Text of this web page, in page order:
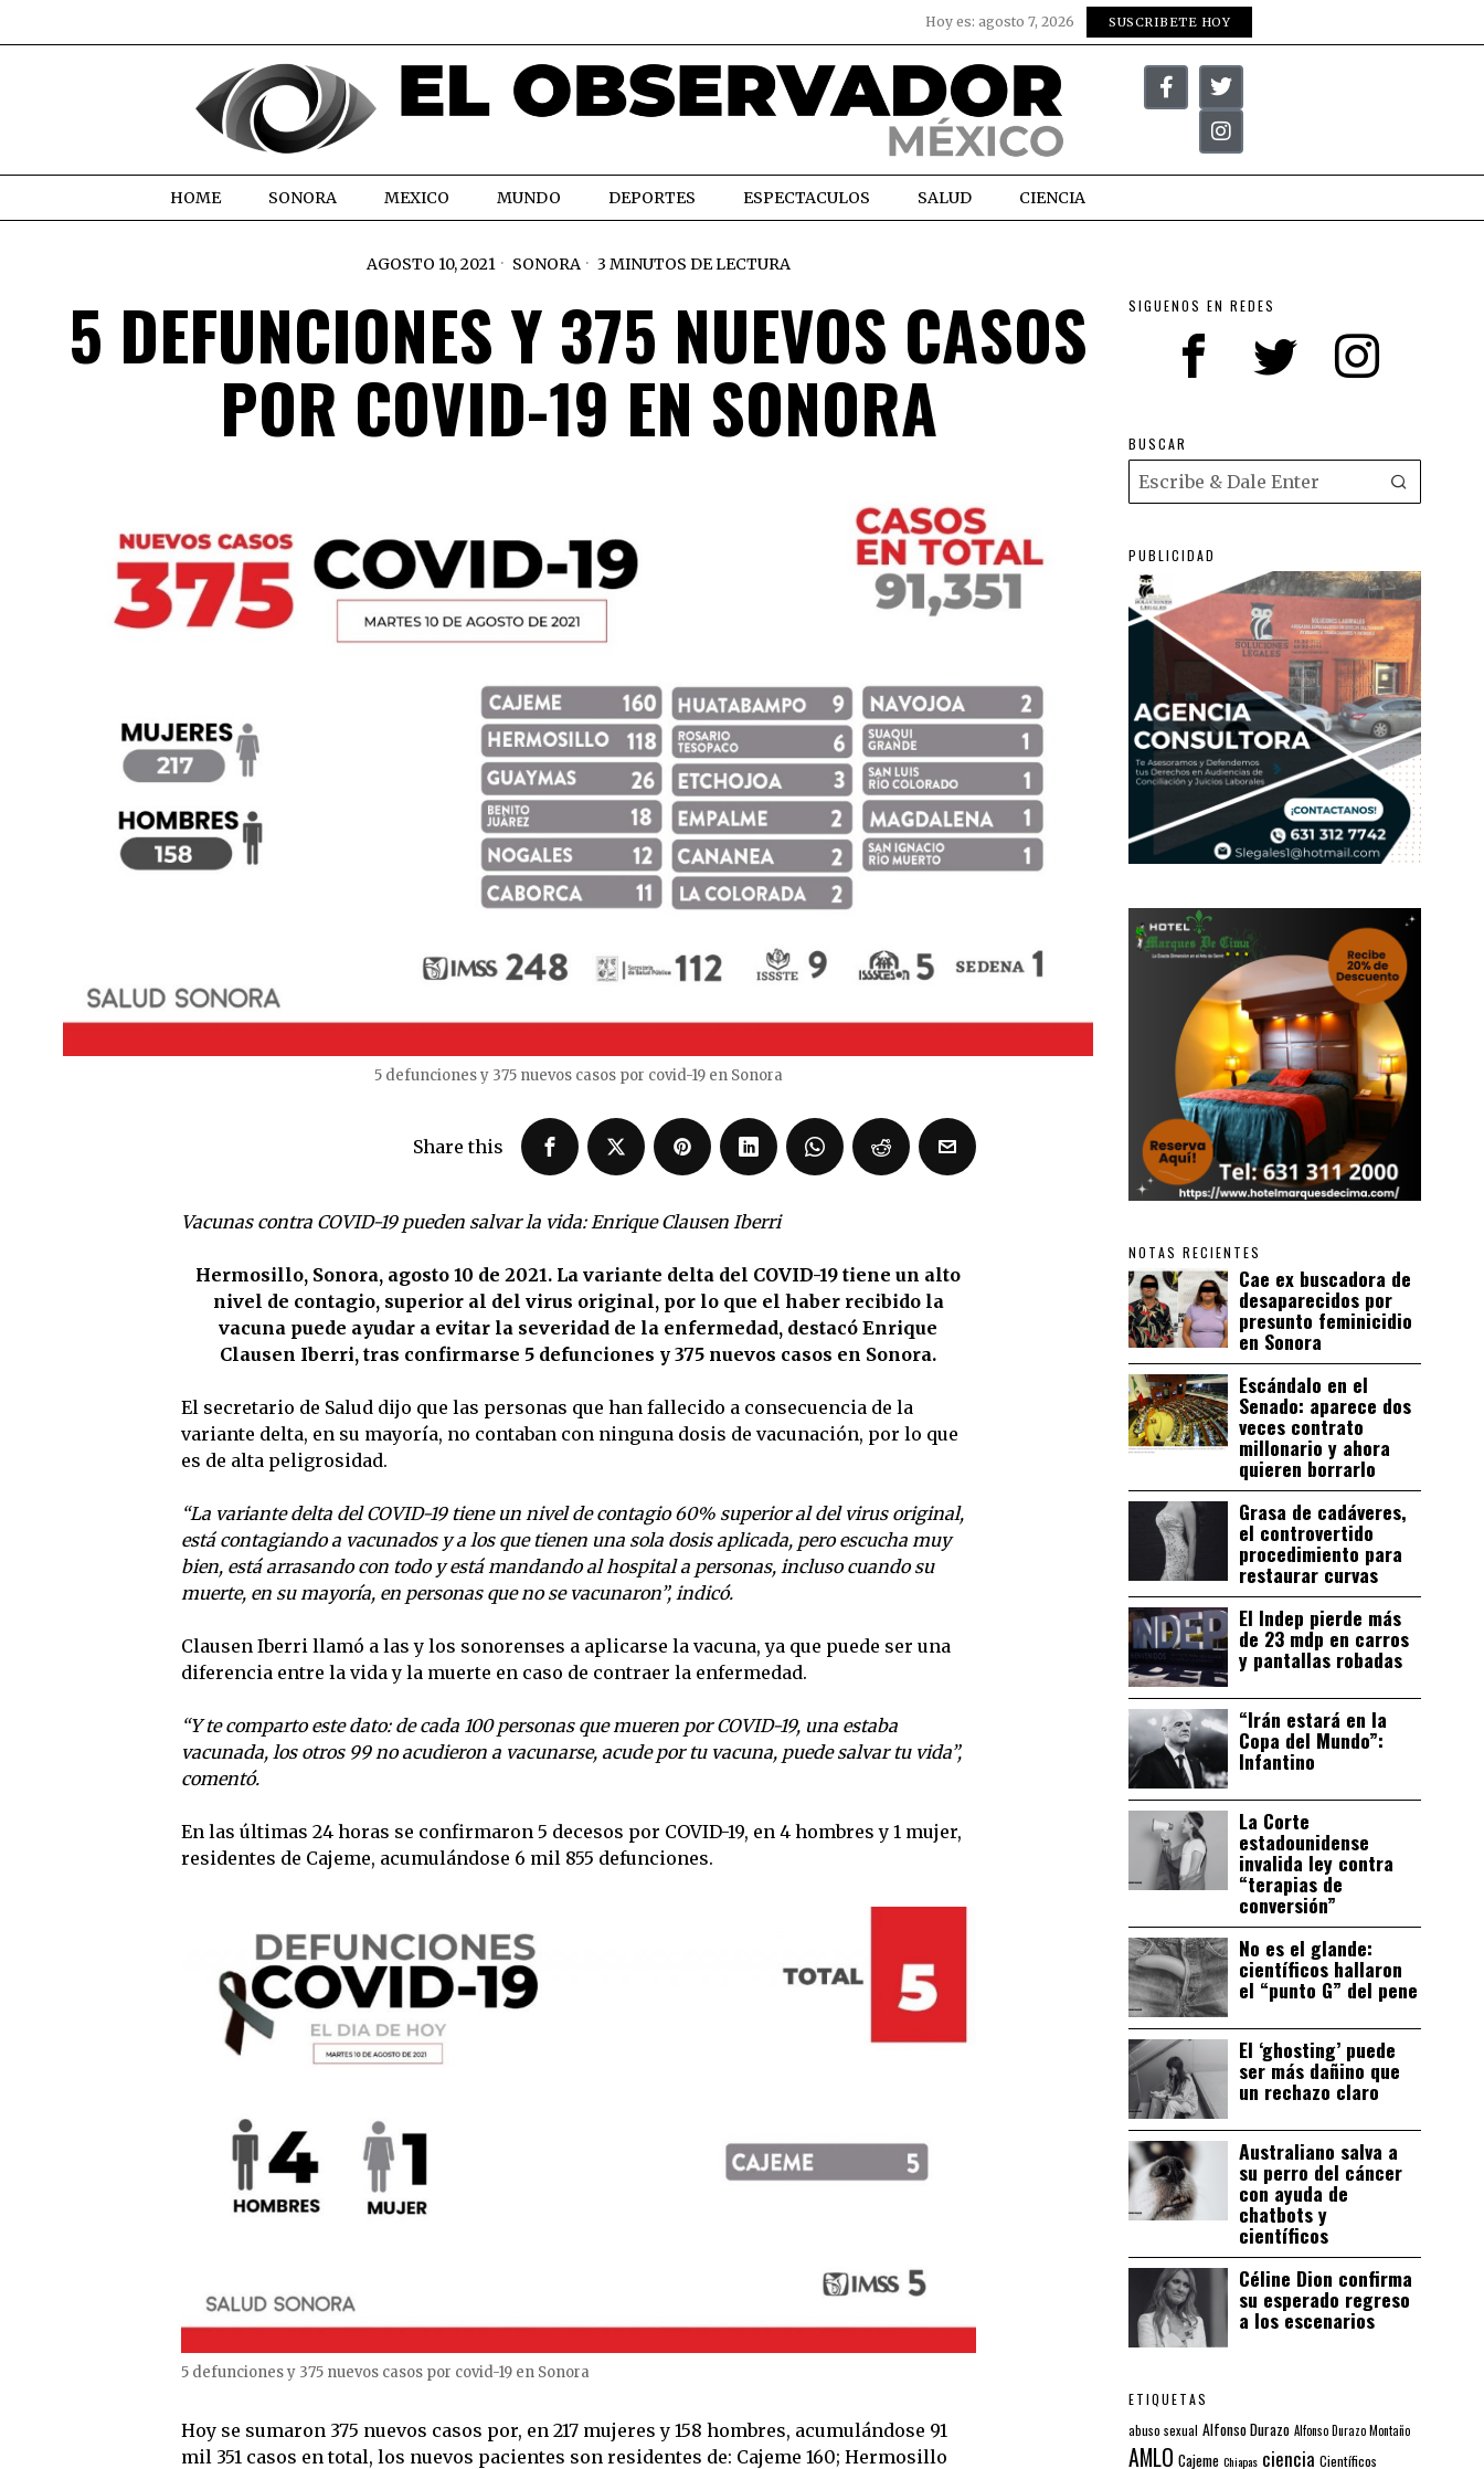
Hoy es: agosto 7, 2026 SUSCRIBETE HOY
HOME SONORA MEXICO MUNDO DEPORTES ESPECTACULOS SALUD CIENCIA
AGOSTO 10, 2021 SONORA 3 MINUTOS DE LECTURA
5 DEFUNCIONES Y 375 NUEVOS CASOS
POR COVID-19 EN SONORA
5 defunciones y 375 nuevos casos por covid-19 en Sonora
Share this
Vacunas contra COVID-19 pueden salvar la vida: Enrique Clausen Iberri
Hermosillo, Sonora, agosto 10 de 2021. La variante delta del COVID-19 tiene un alto
nivel de contagio, superior al del virus original, por lo que el haber recibido la
vacuna puede ayudar a evitar la severidad de la enfermedad, destacó Enrique
Clausen Iberri, tras confirmarse 5 defunciones y 375 nuevos casos en Sonora.
El secretario de Salud dijo que las personas que han fallecido a consecuencia de la
variante delta, en su mayoría, no contaban con ninguna dosis de vacunación, por lo que
es de alta peligrosidad.
“La variante delta del COVID-19 tiene un nivel de contagio 60% superior al del virus original,
está contagiando a vacunados y a los que tienen una sola dosis aplicada, pero escucha muy
bien, está arrasando con todo y está mandando al hospital a personas, incluso cuando su
muerte, en su mayoría, en personas que no se vacunaron”, indicó.
Clausen Iberri llamó a las y los sonorenses a aplicarse la vacuna, ya que puede ser una
diferencia entre la vida y la muerte en caso de contraer la enfermedad.
“Y te comparto este dato: de cada 100 personas que mueren por COVID-19, una estaba
vacunada, los otros 99 no acudieron a vacunarse, acude por tu vacuna, puede salvar tu vida”,
comentó.
En las últimas 24 horas se confirmaron 5 decesos por COVID-19, en 4 hombres y 1 mujer,
residentes de Cajeme, acumulándose 6 mil 855 defunciones.
5 defunciones y 375 nuevos casos por covid-19 en Sonora
Hoy se sumaron 375 nuevos casos por, en 217 mujeres y 158 hombres, acumulándose 91
mil 351 casos en total, los nuevos pacientes son residentes de: Cajeme 160; Hermosillo
SIGUENOS EN REDES
BUSCAR
PUBLICIDAD
NOTAS RECIENTES
Cae ex buscadora de
desaparecidos por
presunto feminicidio
en Sonora
Escándalo en el
Senado: aparece dos
veces contrato
millonario y ahora
quieren borrarlo
Grasa de cadáveres,
el controvertido
procedimiento para
restaurar curvas
El Indep pierde más
de 23 mdp en carros
y pantallas robadas
“Irán estará en la
Copa del Mundo”:
Infantino
La Corte
estadounidense
invalida ley contra
“terapias de
conversión”
No es el glande:
científicos hallaron
el “punto G” del pene
El ‘ghosting’ puede
ser más dañino que
un rechazo claro
Australiano salva a
su perro del cáncer
con ayuda de
chatbots y
científicos
Céline Dion confirma
su esperado regreso
a los escenarios
ETIQUETAS
abuso sexual Alfonso Durazo Alfonso Durazo Montaño
AMLO Cajeme Chiapas ciencia Científicos